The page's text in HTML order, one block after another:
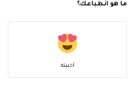
ما هو انطباعك؟
أحببته